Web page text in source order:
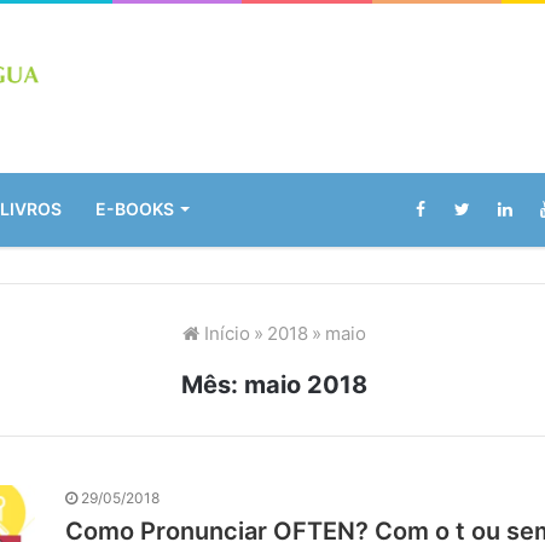
LIVROS E-BOOKS
Início » 2018 » maio
Mês: maio 2018
29/05/2018
Como Pronunciar OFTEN? Com o t ou